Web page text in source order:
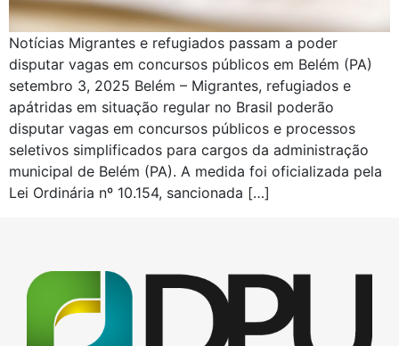
Notícias Migrantes e refugiados passam a poder
disputar vagas em concursos públicos em Belém (PA)
setembro 3, 2025 Belém – Migrantes, refugiados e
apátridas em situação regular no Brasil poderão
disputar vagas em concursos públicos e processos
seletivos simplificados para cargos da administração
municipal de Belém (PA). A medida foi oficializada pela
Lei Ordinária nº 10.154, sancionada […]